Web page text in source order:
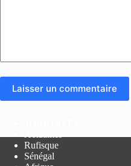
Laisser un commentaire
Rufisque
Sénégal